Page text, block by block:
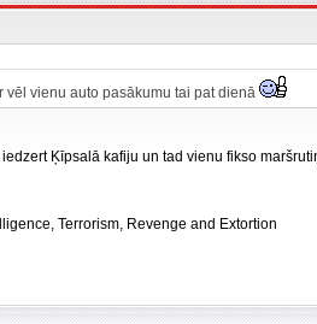
vēl vienu auto pasākumu tai pat dienā
Ķīpsalā kafiju un tad vienu fikso
Terrorism, Revenge and Extortion